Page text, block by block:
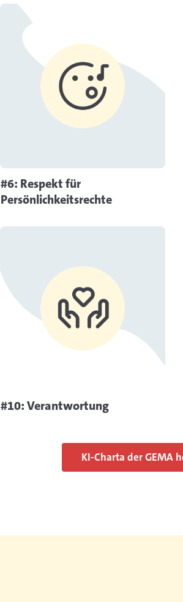
#6: Respekt für
Persönlichkeitsrechte
Mehr Informationen
#10: Verantwortung
Mehr Informationen
KI-Charta der GEMA